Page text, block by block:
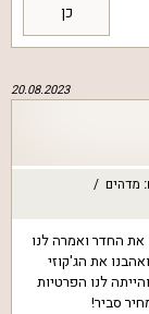
כן
20.08.2023
: מדהים
את החדר ואמרה לנו
את הג'קוזי
לנו הפרטיות
סביר!